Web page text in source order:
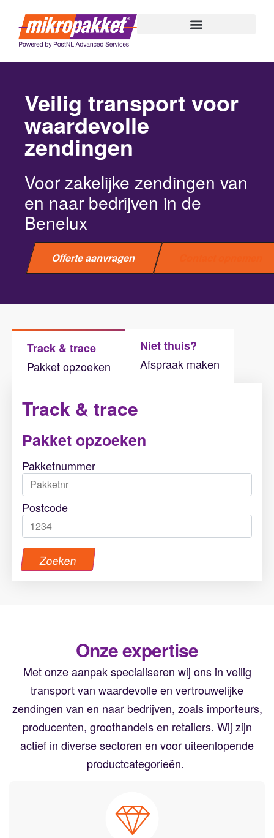
de
inhoud
Veilig transport voor
waardevolle
zendingen
Voor zakelijke zendingen van
en naar bedrijven in de
Benelux
Offerte aanvragen
Track & trace
Pakket opzoeken
Niet thuis?
Afspraak maken
Track & trace
Pakket opzoeken
Pakketnummer
Postcode
Zoeken
Onze expertise
Met onze aanpak specialiseren wij ons in veilig
transportvan waardevolle en vertrouwelijke
zendingen van en naar bedrijven, zoals importeurs,
producenten, groothandels en retailers. Wij zijn
actief in diverse sectoren en voor uiteenlopende
productcategorieën.